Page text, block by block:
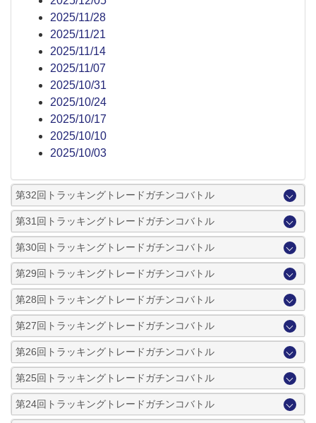
2025/11/28
2025/11/21
2025/11/14
2025/11/07
2025/10/31
2025/10/24
2025/10/17
2025/10/10
2025/10/03
第32回トラッキングトレードガチンコバトル
第31回トラッキングトレードガチンコバトル
第30回トラッキングトレードガチンコバトル
第29回トラッキングトレードガチンコバトル
第28回トラッキングトレードガチンコバトル
第27回トラッキングトレードガチンコバトル
第26回トラッキングトレードガチンコバトル
第25回トラッキングトレードガチンコバトル
第24回トラッキングトレードガチンコバトル